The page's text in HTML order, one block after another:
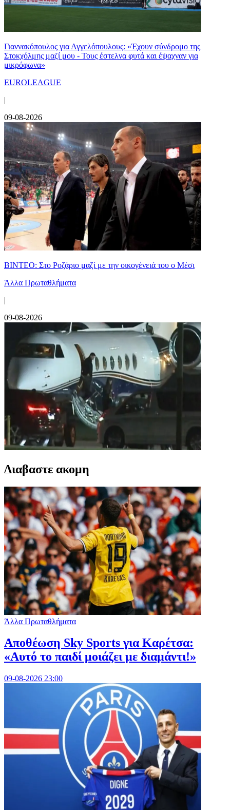
Γιαννακόπουλος για Αγγελόπουλους: «Έχουν σύνδρομο της
Στοκχόλμης μαζί μου - Τους έστελνα φυτά και έψαχναν για
μικρόφωνα»
EUROLEAGUE
|
09-08-2026
ΒΙΝΤΕΟ: Στο Ροζάριο μαζί με την οικογένειά του ο Μέσι
Άλλα Πρωταθλήματα
|
09-08-2026
Διαβαστε ακομη
Άλλα Πρωταθλήματα
Αποθέωση Sky Sports για Καρέτσα:
«Αυτό το παιδί μοιάζει με διαμάντι!»
09-08-2026 23:00